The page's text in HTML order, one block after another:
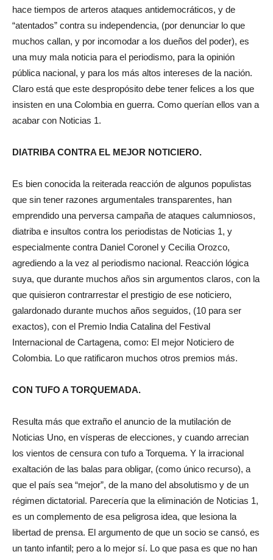
hace tiempos de arteros ataques antidemocráticos, y de
“atentados” contra su independencia, (por denunciar lo que
muchos callan, y por incomodar a los dueños del poder), es
una muy mala noticia para el periodismo, para la opinión
pública nacional, y para los más altos intereses de la nación.
Claro está que este despropósito debe tener felices a los que
insisten en una Colombia en guerra. Como querían ellos van a
acabar con Noticias 1.
DIATRIBA CONTRA EL MEJOR NOTICIERO.
Es bien conocida la reiterada reacción de algunos populistas
que sin tener razones argumentales transparentes, han
emprendido una perversa campaña de ataques calumniosos,
diatriba e insultos contra los periodistas de Noticias 1, y
especialmente contra Daniel Coronel y Cecilia Orozco,
agrediendo a la vez al periodismo nacional. Reacción lógica
suya, que durante muchos años sin argumentos claros, con la
que quisieron contrarrestar el prestigio de ese noticiero,
galardonado durante muchos años seguidos, (10 para ser
exactos), con el Premio India Catalina del Festival
Internacional de Cartagena, como: El mejor Noticiero de
Colombia. Lo que ratificaron muchos otros premios más.
CON TUFO A TORQUEMADA.
Resulta más que extraño el anuncio de la mutilación de
Noticias Uno, en vísperas de elecciones, y cuando arrecian
los vientos de censura con tufo a Torquema. Y la irracional
exaltación de las balas para obligar, (como único recurso), a
que el país sea “mejor”, de la mano del absolutismo y de un
régimen dictatorial. Parecería que la eliminación de Noticias 1,
es un complemento de esa peligrosa idea, que lesiona la
libertad de prensa. El argumento de que un socio se cansó, es
un tanto infantil; pero a lo mejor sí. Lo que pasa es que no han